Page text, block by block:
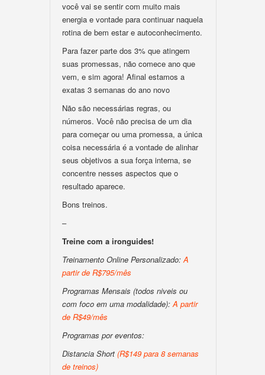
você vai se sentir com muito mais
energia e vontade para continuar naquela
rotina de bem estar e autoconhecimento.
Para fazer parte dos 3% que atingem
suas promessas, não comece ano que
vem, e sim agora! Afinal estamos a
exatas 3 semanas do ano novo
Não são necessárias regras, ou
números. Você não precisa de um dia
para começar ou uma promessa, a única
coisa necessária é a vontade de alinhar
seus objetivos a sua força interna, se
concentre nesses aspectos que o
resultado aparece.
Bons treinos.
–
Treine com a ironguides!
Treinamento Online Personalizado:A
partir de R$795/mês
Programas Mensais (todos niveis ou
com foco em uma modalidade):A partir
de R$49/mês
Programas por eventos:
Distancia Short (R$149 para 8 semanas
de treinos)